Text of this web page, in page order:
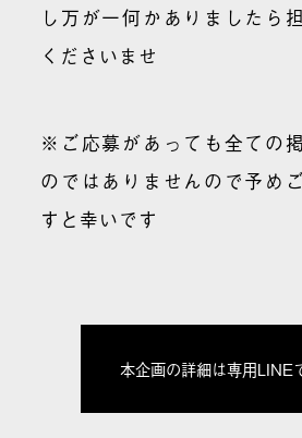
し万が一何かありましたら
くださいませ
※ご応募があっても全ての
のではありませんので予め
すと幸いです
本企画の詳細は専用LINE